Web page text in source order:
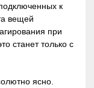
к
вещей
при
станет только с
ясно.